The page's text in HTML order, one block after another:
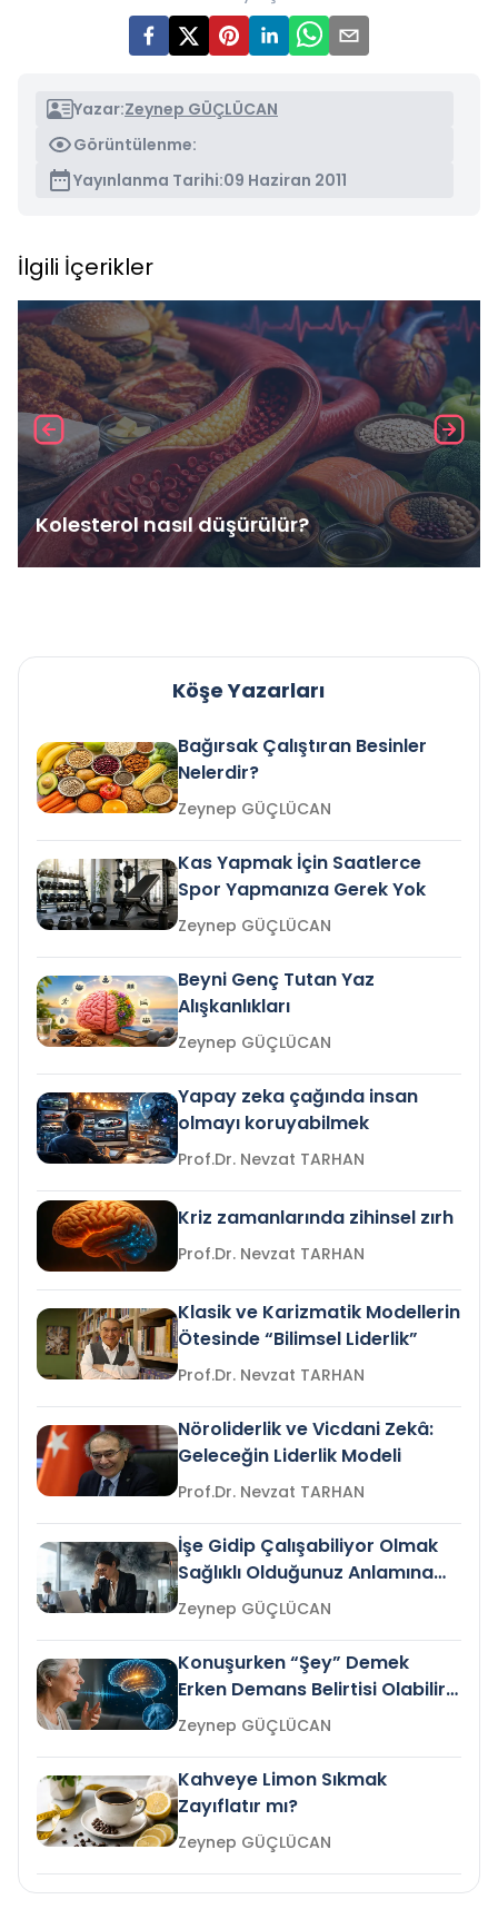
Yazar:Zeynep GÜÇLÜCAN
Görüntülenme:
Yayınlanma Tarihi:09 Haziran 2011
İlgili İçerikler
Kolesterol nasıl düşürülür?
Köşe Yazarları
Bağırsak Çalıştıran Besinler
Nelerdir?
Zeynep GÜÇLÜCAN
Kas Yapmak İçin Saatlerce
Spor Yapmanıza Gerek Yok
Zeynep GÜÇLÜCAN
Beyni Genç Tutan Yaz
Alışkanlıkları
Zeynep GÜÇLÜCAN
Yapay zeka çağında insan
olmayı koruyabilmek
Prof.Dr. Nevzat TARHAN
Kriz zamanlarında zihinsel zırh
Prof.Dr. Nevzat TARHAN
Klasik ve Karizmatik Modellerin
Ötesinde “Bilimsel Liderlik”
Prof.Dr. Nevzat TARHAN
Nöroliderlik ve Vicdani Zekâ:
Geleceğin Liderlik Modeli
Prof.Dr. Nevzat TARHAN
İşe Gidip Çalışabiliyor Olmak
Sağlıklı Olduğunuz Anlamına
Gelir mi?Zeynep GÜÇLÜCAN
Konuşurken “Şey” Demek
Erken Demans Belirtisi Olabilir
mi?
Zeynep GÜÇLÜCAN
Kahveye Limon Sıkmak
Zayıflatır mı?
Zeynep GÜÇLÜCAN